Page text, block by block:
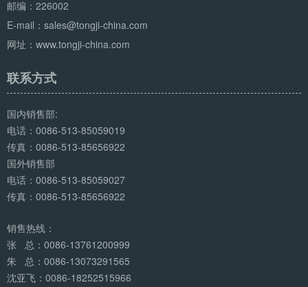
邮编：226002
E-mail：sales@tongji-china.com
网址：www.tongji-china.com
联系方式
国内销售部:
电话：0086-513-85059019
传真：0086-513-85656922
国外销售部
电话：0086-513-85059027
传真：0086-513-85656922
销售热线：
张 总：0086-13761200999
朱 总：0086-13073291565
沈亚飞：0086-18252515966